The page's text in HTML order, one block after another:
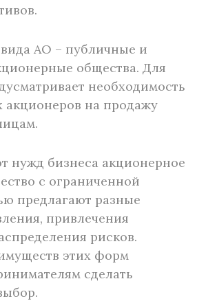
АО – публичные и
общества. Для
необходимость
акционеров на продажу
нужд бизнеса акционерное
с ограниченной
предлагают разные
привлечения
рисков.
этих форм
сделать